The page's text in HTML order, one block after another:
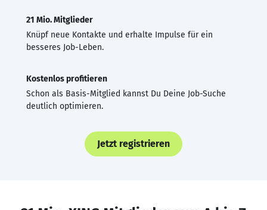
21 Mio. Mitglieder
Knüpf neue Kontakte und erhalte Impulse für ein
besseres Job-Leben.
Kostenlos profitieren
Schon als Basis-Mitglied kannst Du Deine Job-Suche
deutlich optimieren.
Jetzt registrieren